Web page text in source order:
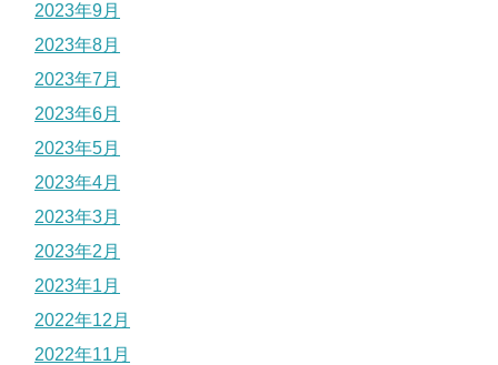
2023年9月
2023年8月
2023年7月
2023年6月
2023年5月
2023年4月
2023年3月
2023年2月
2023年1月
2022年12月
2022年11月